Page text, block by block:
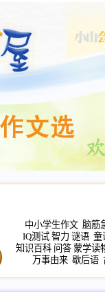
中小学生作文 脑筋
IQ测试 智力 谜语 童
知识百科 问答 蒙学读
万事由来 歇后语